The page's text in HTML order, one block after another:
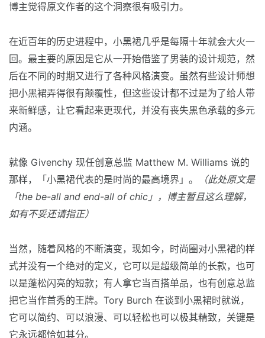
博主觉得原文作者的这个洞察很有吸引力。
在近百年的历史进程中，小黑裙几乎是每隔十年就会大火一
回。最主要的原因是它从一开始借鉴了男装的设计规范，然
后在不同的时期又进行了各种风格演变。虽然有些设计师想
把小黑裙弄得很有颠覆性，但这些设计都不过是为了给人带
来新鲜感，让它看起来更现代，并没有丧失黑色承载的多元
内涵。
就像 Givenchy 现任创意总监 Matthew M. Williams 说的
那样，「小黑裙代表的是时尚的最高境界」。
（此处原文是
「the be-all and end-all of chic」，博主暂且这么理解，
如有不妥还请指正）
当然，随着风格的不断演变，现如今，时尚圈对小黑裙的样
式并没有一个绝对的定义，它可以是超级简单的长款，也可
以是蓬松闪亮的短款；有人拿它当百搭单品，也有创意总监
把它当作首秀的王牌。Tory Burch 在谈到小黑裙时就说，
它可以简约、可以浪漫、可以轻松也可以极其精致，关键是
它永远都恰如其分。